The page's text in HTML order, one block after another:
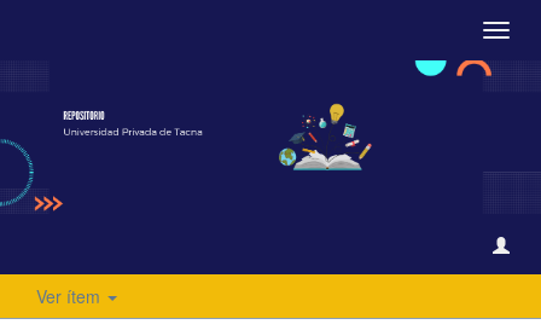
Ver ítem